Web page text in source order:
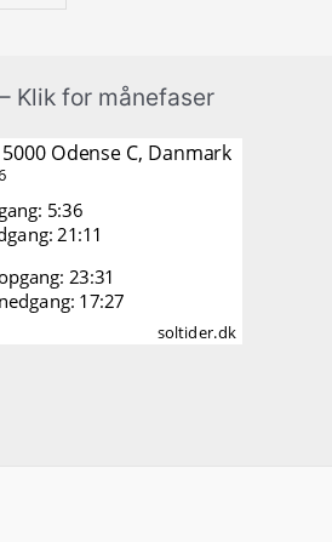
Klik for månefaser